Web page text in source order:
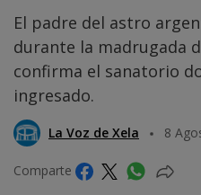
El padre del astro
durante la madrugada
confirma el sanatorio
ingresado.
La Voz de Xela 8
Comparte